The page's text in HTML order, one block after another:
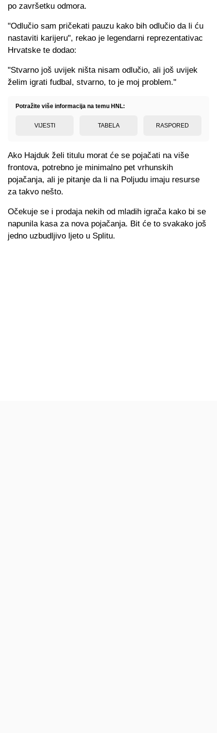
po završetku odmora.
"Odlučio sam pričekati pauzu kako bih odlučio da li ću
nastaviti karijeru", rekao je legendarni reprezentativac
Hrvatske te dodao:
"Stvarno još uvijek ništa nisam odlučio, ali još uvijek
želim igrati fudbal, stvarno, to je moj problem."
Potražite više informacija na temu HNL:
VIJESTI TABELA RASPORED
Ako Hajduk želi titulu morat će se pojačati na više
frontova, potrebno je minimalno pet vrhunskih
pojačanja, ali je pitanje da li na Poljudu imaju resurse
za takvo nešto.
Očekuje se i prodaja nekih od mladih igrača kako bi se
napunila kasa za nova pojačanja. Bit će to svakako još
jedno uzbudljivo ljeto u Splitu.